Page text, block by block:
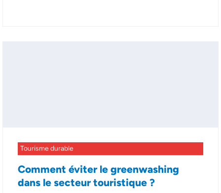
Tourisme durable
Comment éviter le greenwashing
dans le secteur touristique ?